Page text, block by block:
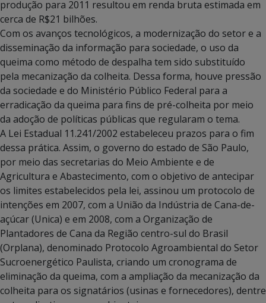
produção para 2011 resultou em renda bruta estimada em
cerca de R$21 bilhões.
Com os avanços tecnológicos, a modernização do setor e a
disseminação da informação para sociedade, o uso da
queima como método de despalha tem sido substituído
pela mecanização da colheita. Dessa forma, houve pressão
da sociedade e do Ministério Público Federal para a
erradicação da queima para fins de pré-colheita por meio
da adoção de políticas públicas que regularam o tema.
A Lei Estadual 11.241/2002 estabeleceu prazos para o fim
dessa prática. Assim, o governo do estado de São Paulo,
por meio das secretarias do Meio Ambiente e de
Agricultura e Abastecimento, com o objetivo de antecipar
os limites estabelecidos pela lei, assinou um protocolo de
intenções em 2007, com a União da Indústria de Cana-de-
açúcar (Unica) e em 2008, com a Organização de
Plantadores de Cana da Região centro-sul do Brasil
(Orplana), denominado Protocolo Agroambiental do Setor
Sucroenergético Paulista, criando um cronograma de
eliminação da queima, com a ampliação da mecanização da
colheita para os signatários (usinas e fornecedores), dentre